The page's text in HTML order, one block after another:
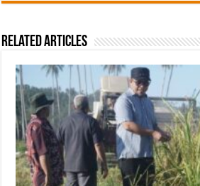
Related Articles